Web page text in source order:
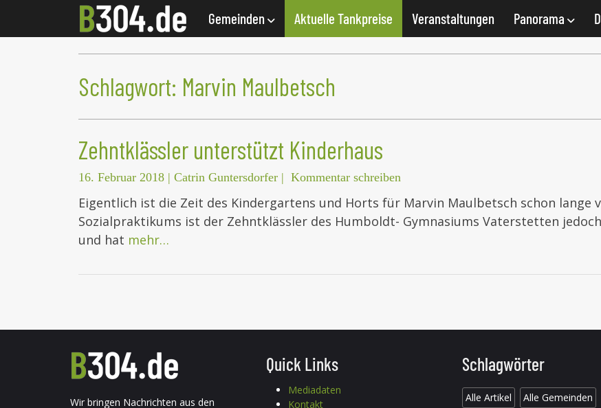
Gemeinden Aktuelle Tankpreise Veranstaltungen Panorama
Schlagwort: Marvin Maulbetsch
Zehntklässler unterstützt Kinderhaus
16. Februar 2018 | Catrin Guntersdorfer | Kommentar schreiben
Eigentlich ist die Zeit des Kindergartens und Horts für Marvin Maulbetsch schon lange
Sozialpraktikums ist der Zehntklässler des Humboldt- Gymnasiums Vaterstetten
und hat mehr…
Wir bringen Nachrichten aus den
Quick Links
Mediadaten
Kontakt
Schlagwörter
Alle Artikel Alle Gemeinden